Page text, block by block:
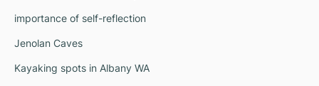
importance of self-reflection
Jenolan Caves
Kayaking spots in Albany WA